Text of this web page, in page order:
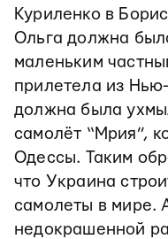
Куриленко в
Ольга должна
маленьким
прилетела из
должна была
самолёт “Мрия”,
Одессы. Таким
что Украина
самолеты в мире.
недокрашенной